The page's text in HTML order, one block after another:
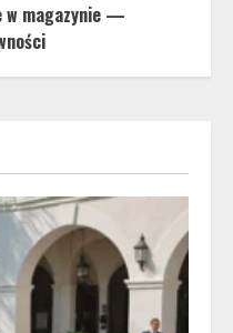
w magazynie —